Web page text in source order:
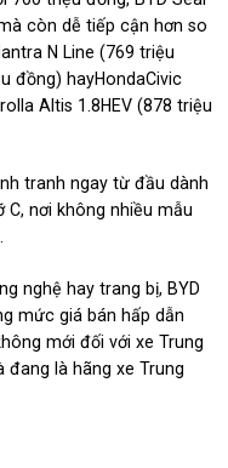
còn dễ tiếp cận hơn so
N Line (769 triệu
đồng) hayHondaCivic
Altis 1.8HEV (878 triệu
tranh ngay từ đầu dành
C, nơi không nhiều mẫu
nghệ hay trang bị, BYD
mức giá bán hấp dẫn
mới đối với xe Trung
đang là hãng xe Trung